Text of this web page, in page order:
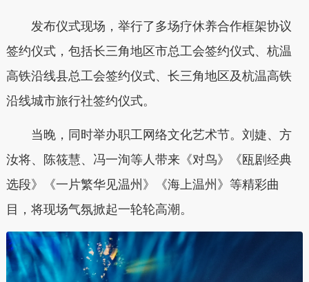
发布仪式现场，举行了多场疗休养合作框架协议
签约仪式，包括长三角地区市总工会签约仪式、杭温
高铁沿线县总工会签约仪式、长三角地区及杭温高铁
沿线城市旅行社签约仪式。
当晚，同时举办职工网络文化艺术节。刘婕、方
汝将、陈筱慧、冯一洵等人带来《对鸟》《瓯剧经典
选段》《一片繁华见温州》《海上温州》等精彩曲
目，将现场气氛掀起一轮轮高潮。